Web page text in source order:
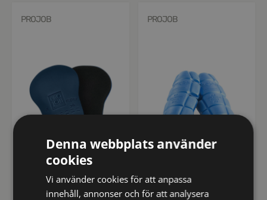
PROJOB
9050 ERGONOMISKT
KNÄSKYDD
PROJOB
9056 KNÄSKYDD ERGO
Denna webbplats använder
cookies
Vi använder cookies för att anpassa
innehåll, annonser och för att analysera